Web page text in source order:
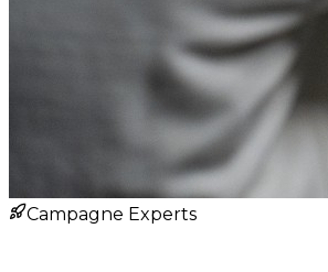
Campagne Experts